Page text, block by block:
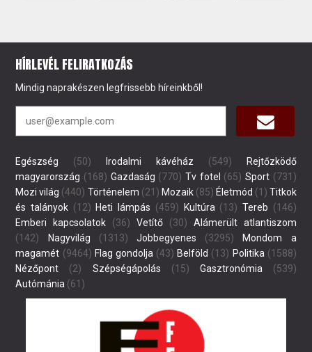
HÍRLEVÉL FELIRATKOZÁS
Mindig naprakészen legfrissebb híreinkből!
Egészség (50) Irodalmi kávéház (549)
Rejtőzködő
magyarország (168) Gazdaság (770) Tv fotel (65) Sport (731)
Mozi világ (440) Történelem (21) Mozaik(85) Életmód (1) Titkok
és talányok (12) Heti lámpás (459) Kultúra (13) Tereb (146)
Emberi kapcsolatok (36) Vetítő (30)
Alámerült atlantiszom
(142)
Nagyvilág (1313) Jobbegyenes (3295)
Mondom a
magamét (9464) Flag gondolja (43) Belföld (13) Politika (1588)
Nézőpont (2) Szépségápolás (15) Gasztronómia (539)
Autómánia (61)